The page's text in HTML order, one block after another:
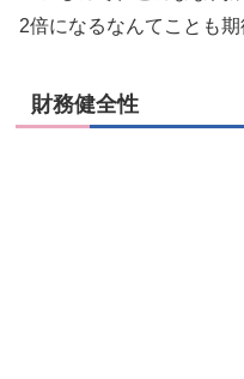
2倍になるなんてことも
財務健全性